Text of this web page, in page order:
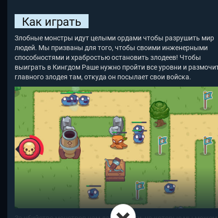
Как играть
Злобные монстры идут целыми ордами чтобы разрушить мир
людей. Мы призваны для того, чтобы своими инженерными
способностями и храбростью остановить злодеев! Чтобы
выиграть в Кингдом Раше нужно пройти все уровни и
главного злодея там, откуда он посылает свои войска.